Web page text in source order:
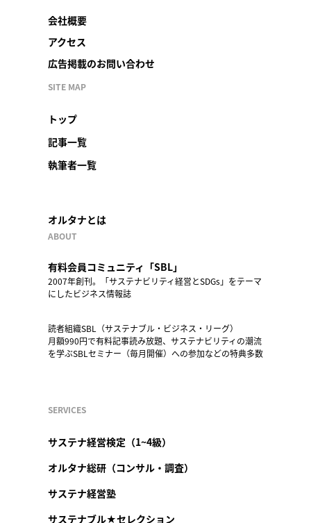
会社概要
アクセス
広告掲載のお問い合わせ
SITE MAP
トップ
記事一覧
執筆者一覧
オルタナとは
ABOUT
有料会員コミュニティ「SBL」
2007年創刊。「サステナビリティ経営とSDGs」をテーマ
にしたビジネス情報誌
読者組織SBL（サステナブル・ビジネス・リーグ）
月額990円で有料記事読み放題、サステナビリティの潮流
を学ぶSBLセミナー（毎月開催）への参加などの特典多数
SERVICES
サステナ経営検定（1~4級）
オルタナ総研（コンサル・調査）
サステナ経営塾
サステナブル★セレクション